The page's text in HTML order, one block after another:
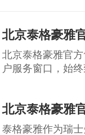
北京泰格豪雅
北京泰格豪雅官
户服务窗口，始
北京泰格豪雅
泰格豪雅作为瑞